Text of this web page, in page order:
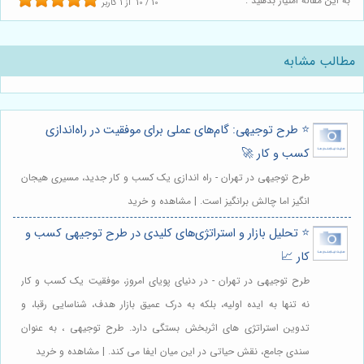
10 / 10 از 1 کاربر
مطالب مشابه
⭐️ طرح توجیهی: گام‌های عملی برای موفقیت در راه‌اندازی
کسب و کار 🚀
طرح توجیهی در تهران - راه اندازی یک کسب و کار جدید، مسیری هیجان
انگیز اما چالش برانگیز است. | مشاهده و خرید
⭐️ تحلیل بازار و استراتژی‌های کلیدی در طرح توجیهی کسب و
کار 📈
طرح توجیهی در تهران - در دنیای پویای امروز، موفقیت یک کسب و کار
نه تنها به ایده اولیه، بلکه به درک عمیق بازار هدف، شناسایی رقبا، و
تدوین استراتژی های اثربخش بستگی دارد. طرح توجیهی ، به عنوان
سندی جامع، نقش حیاتی در این میان ایفا می کند. | مشاهده و خرید